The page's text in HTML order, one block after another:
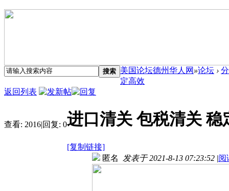
搜索 美国论坛德州华人网 »论坛 ›
定高效
返回列表
查看: 2016|回复: 0进口清关 包税清关 稳
[复制链接]
匿名 发表于 2021-8-13 07:23:52 |阅